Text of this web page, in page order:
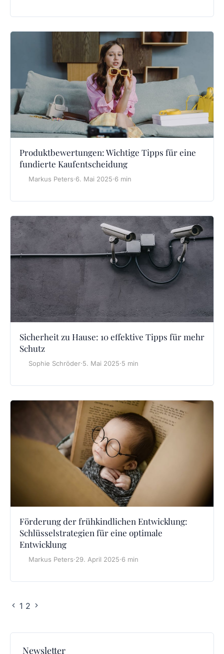
Produktbewertungen: Wichtige Tipps für eine
fundierte Kaufentscheidung
Markus Peters·6. Mai 2025·6 min
Sicherheit zu Hause: 10 effektive Tipps für mehr
Schutz
Sophie Schröder·5. Mai 2025·5 min
Förderung der frühkindlichen Entwicklung:
Schlüsselstrategien für eine optimale
Entwicklung
Markus Peters·29. April 2025·6 min
1 2
Newsletter